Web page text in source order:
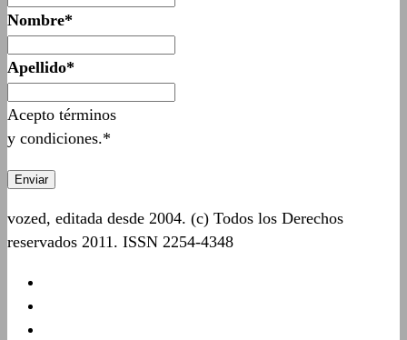
Nombre*
Apellido*
Acepto términos
y condiciones.*
vozed, editada desde 2004. (c) Todos los Derechos
reservados 2011. ISSN 2254-4348